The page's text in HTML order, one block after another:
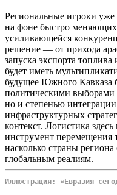
Региональные игроки
на фоне быстро
усиливающейся
решение — от прихода
запуска экспорта
будет иметь
будущее Южного Кавказа
политическими
но и степенью
инфраструктурных
контекст. Логистика
инструмент перемещения
насколько страны
глобальным реалиям.
Иллюстрация: «Евразия